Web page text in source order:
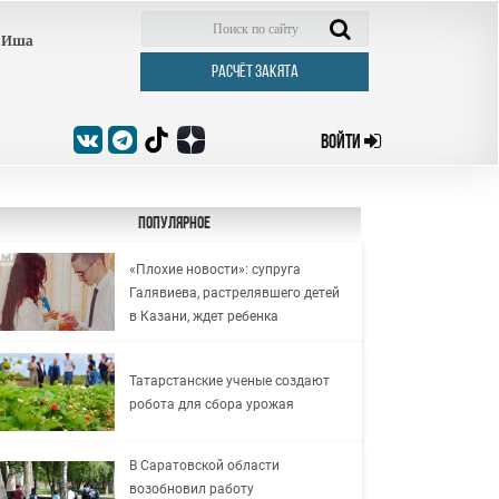
Иша
РАСЧЁТ ЗАКЯТА
ВОЙТИ
Популярное
«Плохие новости»: супруга
Галявиева, растрелявшего детей
в Казани, ждет ребенка
Татарстанские ученые создают
робота для сбора урожая
В Саратовской области
возобновил работу